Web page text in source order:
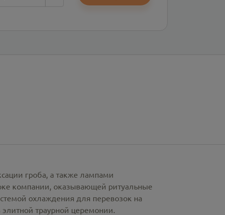
гроба, а также лампами
компании, оказывающей ритуальные
охлаждения для перевозок на
траурной церемонии.